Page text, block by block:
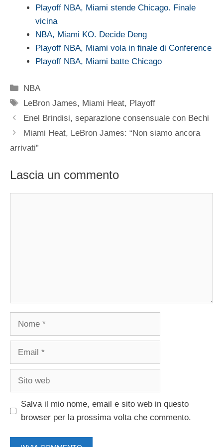
Playoff NBA, Miami stende Chicago. Finale
vicina
NBA, Miami KO. Decide Deng
Playoff NBA, Miami vola in finale di Conference
Playoff NBA, Miami batte Chicago
Categorie
NBA
Tag
LeBron James, Miami Heat, Playoff
Enel Brindisi, separazione consensuale con Bechi
Miami Heat, LeBron James: “Non siamo ancora
arrivati”
Lascia un commento
Nome
Email
Sito
Salva il mio nome, email e sito web in questo
browser per la prossima volta che commento.